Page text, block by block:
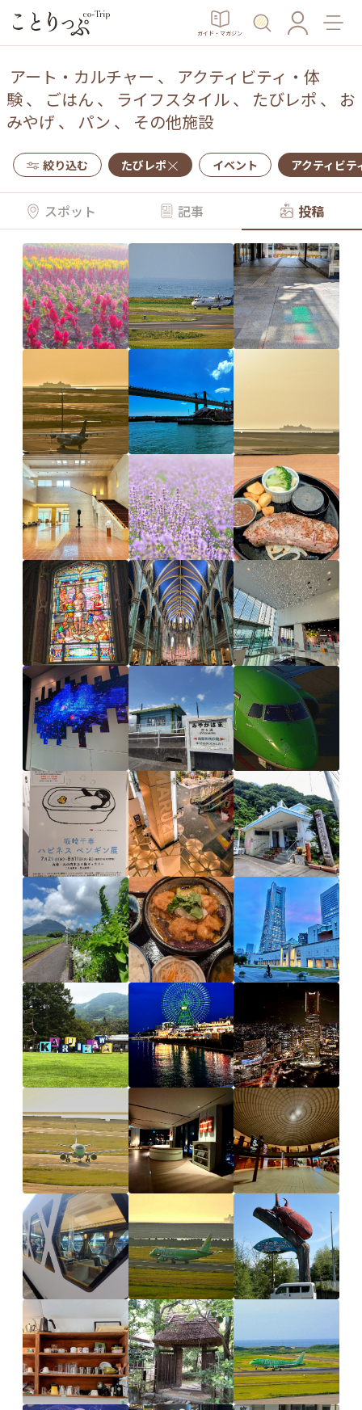
ガイド・マガジン
アート・カルチャー 、 アクティビティ・体
験、 ごはん 、 ライフスタイル、 たびレポ 、 お
みやげ 、 パン 、 その他施設
絞り込む たびレポ イベント アクティビテ
スポット 記事 投稿